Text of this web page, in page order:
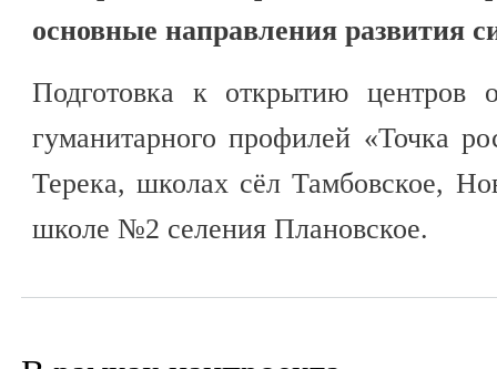
основные направления развития
Подготовка к открытию центров
гуманитарного профилей «Точка
Терека, школах сёл Тамбовское,
школе №2 селения Плановское.